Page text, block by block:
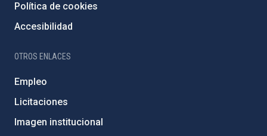
Política de cookies
Accesibilidad
OTROS ENLACES
Empleo
Licitaciones
Imagen institucional